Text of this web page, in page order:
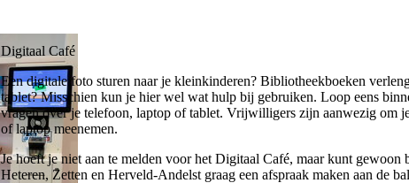
Digitaal Café
Een digitale foto sturen naar je kleinkinderen? Bibliotheekboeken
tablet? Misschien kun je hier wel wat hulp bij gebruiken. Loop eens
vragen over je telefoon, laptop of tablet. Vrijwilligers zijn aanwezig om
of laptop meenemen.
Je hoeft je niet aan te melden voor het Digitaal Café, maar kunt
Heteren, Zetten en Herveld-Andelst graag een afspraak maken aan de